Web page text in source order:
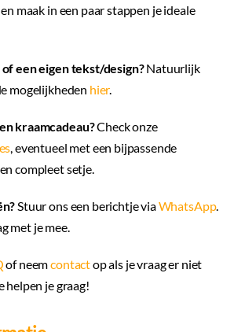
maak in een paar stappen je ideale
een eigen tekst/design?Natuurlijk
mogelijkheden hier.
kraamcadeau?Check onze
, eventueel met een bijpassende
compleet setje.
Stuur ons een berichtje viaWhatsApp.
met je mee.
of neemcontactop als je vraag er niet
helpen je graag!